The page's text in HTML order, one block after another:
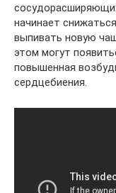
начинает
выпивать новую
этом могут
повышенная
сердцебиения.